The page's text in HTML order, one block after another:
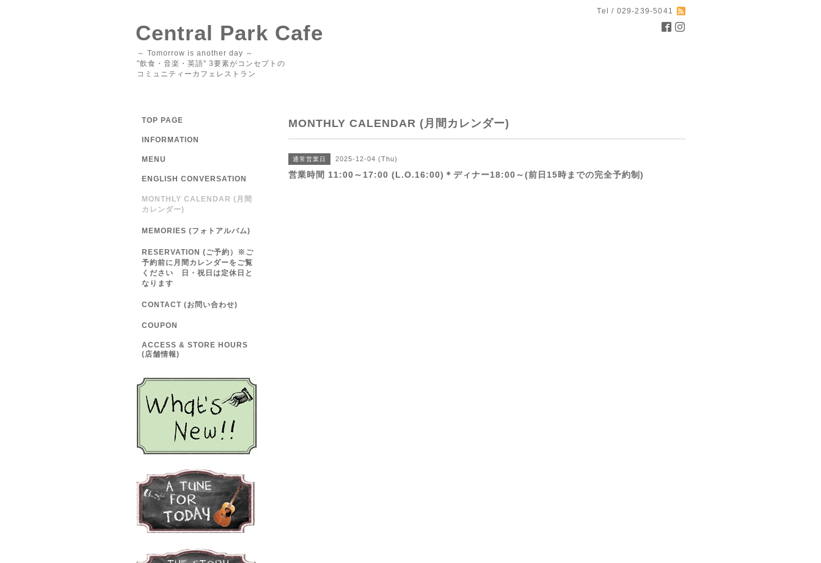
Tel / 029-239-5041
Central Park Cafe
～ Tomorrow is another day ～
"飲食・音楽・英語" 3要素がコンセプトの
コミュニティーカフェレストラン
MONTHLY CALENDAR (月間カレンダー)
通常営業日 2025-12-04 (Thu)
営業時間 11:00～17:00 (L.O.16:00)＊ディナー18:00～(前日15時までの完全予約制)
TOP PAGE
INFORMATION
MENU
ENGLISH CONVERSATION
MONTHLY CALENDAR (月間
カレンダー)
MEMORIES (フォトアルバム)
RESERVATION (ご予約）※ご
予約前に月間カレンダーをご覧
ください 日・祝日は定休日と
なります
CONTACT (お問い合わせ)
COUPON
ACCESS & STORE HOURS
(店舗情報)